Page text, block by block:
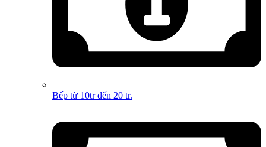
Bếp từ 10tr đến 20 tr.